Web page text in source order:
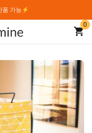
품 가능⚡
가능⚡
0